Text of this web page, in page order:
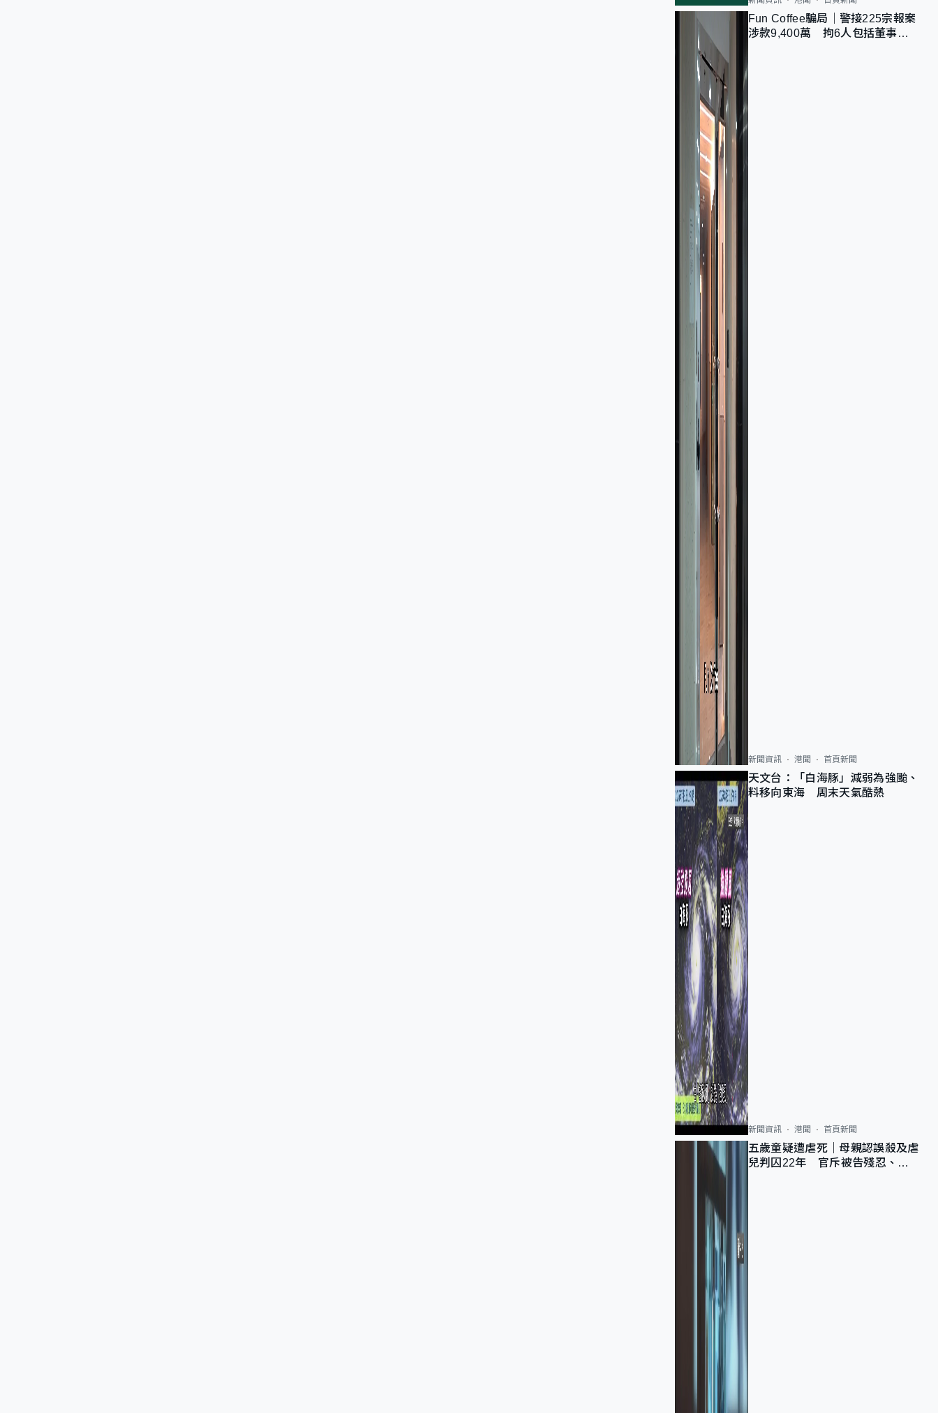
Fun Coffee騙局｜警接225宗報案
涉款9,400萬 拘6人包括董事股
新聞資訊 港聞 首頁新聞
天文台：「白海豚」減弱為強颱、
料移向東海 周末天氣酷熱
新聞資訊 港聞 首頁新聞
五歲童疑遭虐死｜母親認誤殺及虐
兒判囚22年 官斥被告殘忍、同